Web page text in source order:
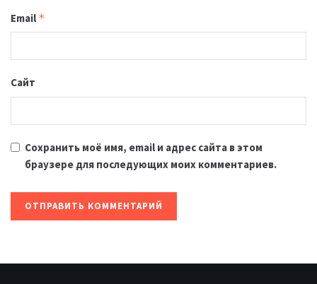
Email *
Сайт
Сохранить моё имя, email и адрес сайта в этом
браузере для последующих моих комментариев.